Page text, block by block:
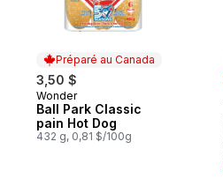
Préparé au Canada
3,50 $
Préparé au Canada
Wonder
Ball Park Classic
pain Hot Dog
432 g, 0,81 $/100g